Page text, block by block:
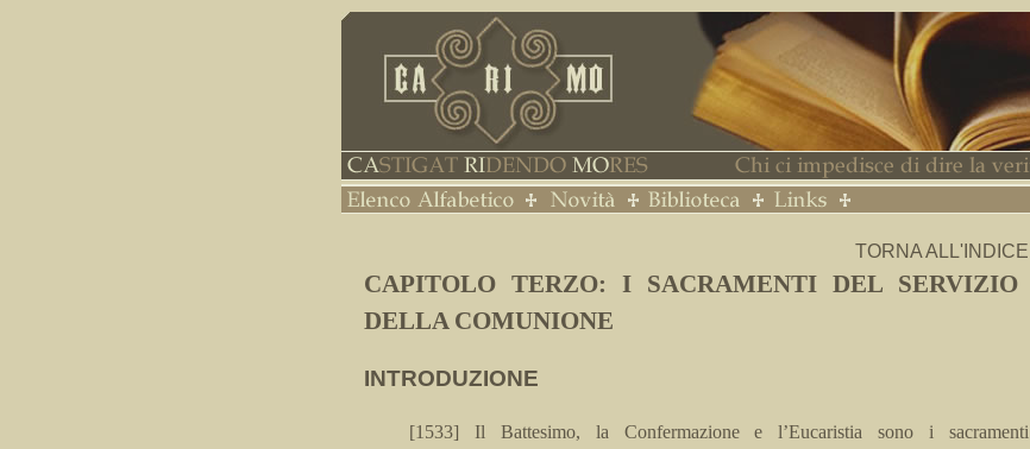
TORNA ALL'INDICE
CAPITOLO TERZO: I SACRAMENTI DEL SERVIZIO
DELLA COMUNIONE
INTRODUZIONE
[1533]
Il Battesimo, la Confermazione e l’Eucaristia sono i sacramenti